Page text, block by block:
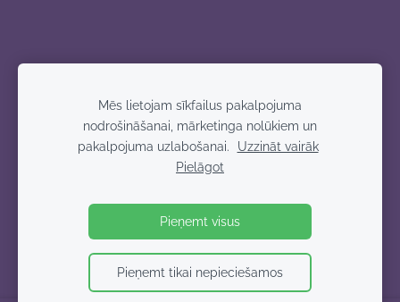
Mēs lietojam sīkfailus pakalpojuma
nodrošināšanai, mārketinga nolūkiem un
pakalpojuma uzlabošanai.
Uzzināt vairāk
Pielāgot
Pieņemt visus
Pieņemt tikai nepieciešamos